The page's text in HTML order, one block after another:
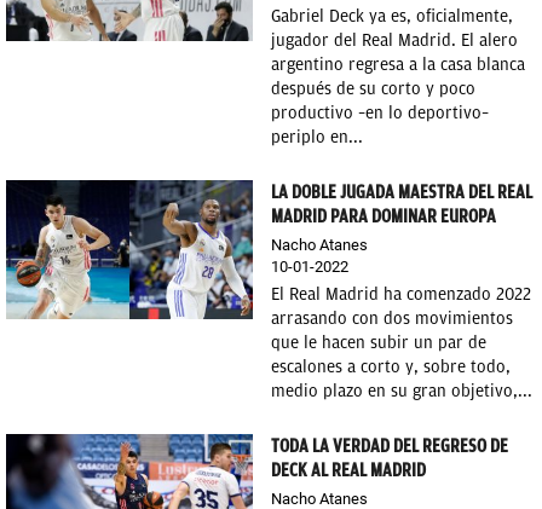
Gabriel Deck ya es, oficialmente,
jugador del Real Madrid. El alero
argentino regresa a la casa blanca
después de su corto y poco
productivo –en lo deportivo–
periplo en...
LA DOBLE JUGADA MAESTRA DEL REAL
MADRID PARA DOMINAR EUROPA
Nacho Atanes
10-01-2022
El Real Madrid ha comenzado 2022
arrasando con dos movimientos
que le hacen subir un par de
escalones a corto y, sobre todo,
medio plazo en su gran objetivo,...
TODA LA VERDAD DEL REGRESO DE
DECK AL REAL MADRID
Nacho Atanes